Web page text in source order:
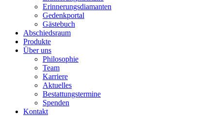
Erinnerungsdiamanten
Gedenkportal
Gästebuch
Abschiedsraum
Produkte
Über uns
Philosophie
Team
Karriere
Aktuelles
Bestattungstermine
Spenden
Kontakt